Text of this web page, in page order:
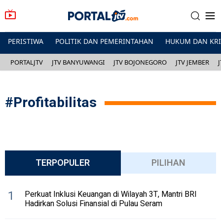
PERISTIWA POLITIK DAN PEMERINTAHAN HUKUM DAN
PORTALJTV JTV BANYUWANGI JTV BOJONEGORO JTV JEMBER
#Profitabilitas
TERPOPULER PILIHAN
1 Perkuat Inklusi Keuangan di Wilayah 3T, Mantri BRI
Hadirkan Solusi Finansial di Pulau Seram